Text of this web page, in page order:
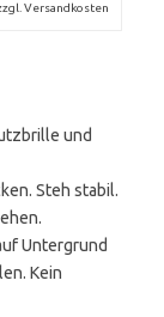
Versandkosten
und
Steh stabil.
Untergrund
Kein